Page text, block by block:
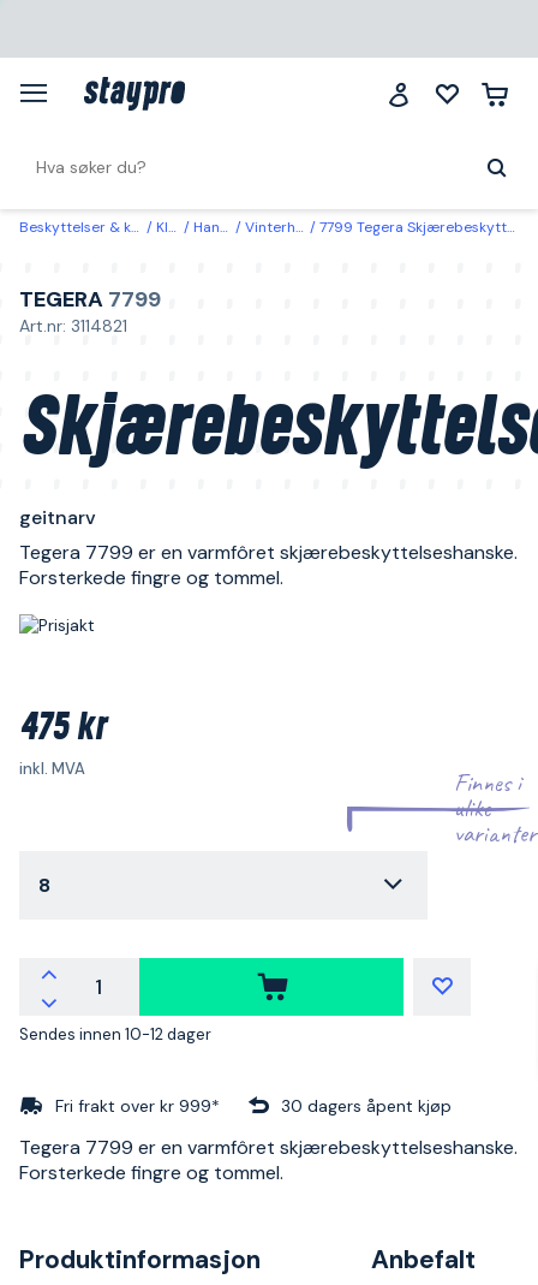
Beskyttelser & klær Klær Hansker Vinterhansker 7799 Tegera Skjærebeskyttelseshanske geitnarv 8
TEGERA 7799
Art.nr: 3114821
geitnarv
Tegera 7799 er en varmfôret skjærebeskyttelseshanske.
Forsterkede fingre og tommel.
475 kr
inkl. MVA
Finnes i
ulike
varianter
8
Sendes innen 10-12 dager
Fri frakt over kr 999* 30 dagers åpent kjøp
Tegera 7799 er en varmfôret skjærebeskyttelseshanske.
Forsterkede fingre og tommel.
Produktinformasjon Anbefalt